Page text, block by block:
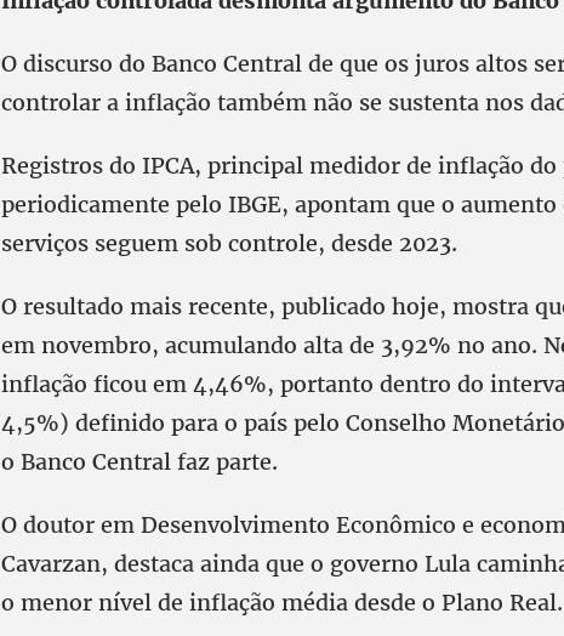
O discurso do Banco Central de que os juros altos
controlar a inflação também não se sustenta nos
Registros do IPCA, principal medidor de inflação
periodicamente pelo IBGE, apontam que o aumento
serviços seguem sob controle, desde 2023.
O resultado mais recente, publicado hoje, mostra
em novembro, acumulando alta de 3,92% no ano.
inflação ficou em 4,46%, portanto dentro do
4,5%) definido para o país pelo Conselho
o Banco Central faz parte.
O doutor em Desenvolvimento Econômico e
Cavarzan, destaca ainda que o governo Lula
o menor nível de inflação média desde o Plano Real.